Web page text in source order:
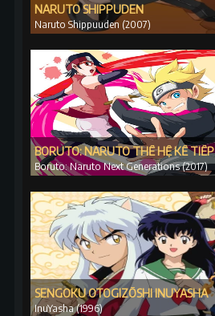
NARUTO SHIPPUDEN
Naruto Shippuuden (2007)
BORUTO: NARUTO THẾ HỆ KẾ TIẾP
Boruto: Naruto Next Generations (2017)
SENGOKU OTOGIZŌSHI INUYASHA
InuYasha (1996)